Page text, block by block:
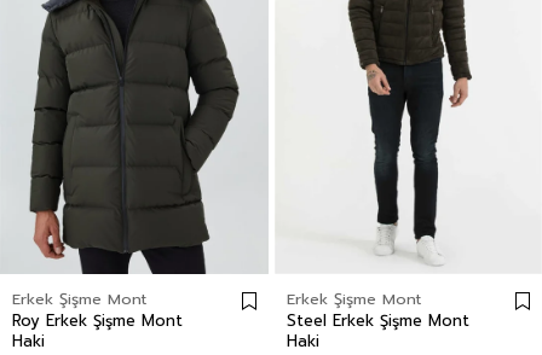
Erkek Şişme Mont
Roy Erkek Şişme Mont
Haki
Erkek Şişme Mont
Steel Erkek Şişme Mont
Haki